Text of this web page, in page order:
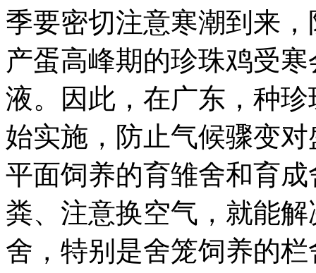
季要密切注意寒潮到来
产蛋高峰期的珍珠鸡受
液。因此，在广东，种
始实施，防止气候骤变
平面饲养的育雏舍和育
粪、注意换空气，就能
舍，特别是舍笼饲养的